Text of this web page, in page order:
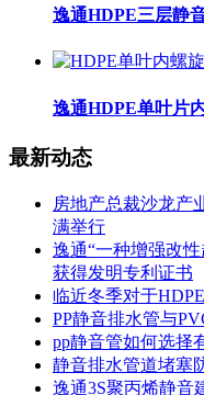
逸通HDPE三层静
逸通HDPE单叶片
最新动态
房地产总裁沙龙产
满举行
逸通“一种增强改
获得发明专利证书
临近冬季对于
PP静音排水管与
pp静音管如何选择
静音排水管道堵塞
逸通3S聚丙烯静音